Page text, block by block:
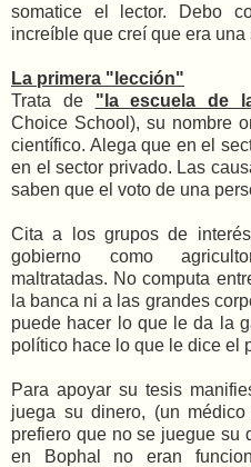
somatice el lector. Debo
increíble que creí que era
La primera "lección"
Trata de "la escuela de
Choice School), su nombre
científico. Alega que en el
en el sector privado. Las
saben que el voto de una
Cita a los grupos de
gobierno como
maltratadas. No computa
la banca ni a las grandes
puede hacer lo que le da la
político hace lo que le dice el
Para apoyar su tesis
juega su dinero, (un
prefiero que no se juegue su
en Bophal no eran